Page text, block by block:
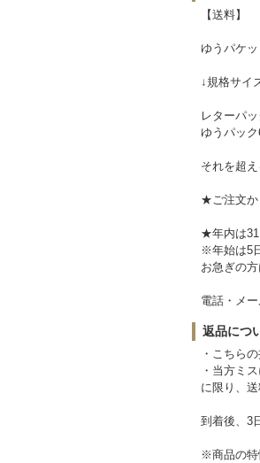
【送料】
ゆうパケ
↓規格サイ
レターパ
ゆうパッ
それを超
★ご注文か
★年内は31
※年始は5
お急ぎの
電話・メ
返品につ
・こちら
・当方ミ
に限り、
到着後、3
※商品の特